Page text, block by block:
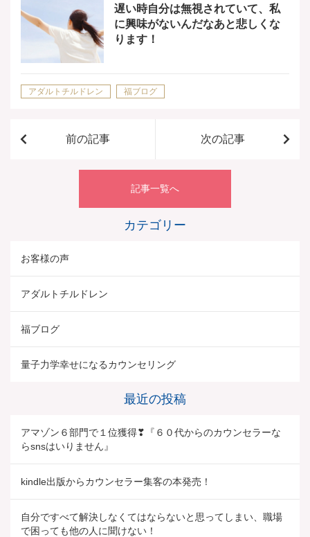
遅い時自分は無視されていて、私
に興味がないんだなあと悲しくな
ります！
アダルトチルドレン 福ブログ
前の記事 次の記事
記事一覧へ
カテゴリー
お客様の声
アダルトチルドレン
福ブログ
量子力学幸せになるカウンセリング
最近の投稿
アマゾン６部門で１位獲得❣『６０代からのカウンセラーな
らsnsはいりません』
kindle出版からカウンセラー集客の本発売！
自分ですべて解決しなくてはならないと思ってしまい、職場
で困っても他の人に聞けない！